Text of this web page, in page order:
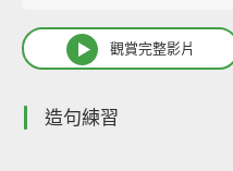
觀賞完整影片
造句練習